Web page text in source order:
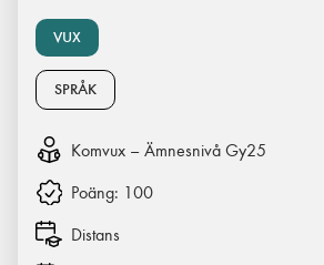
VUX
SPRÅK
Komvux – Ämnesnivå Gy25
Poäng: 100
Distans